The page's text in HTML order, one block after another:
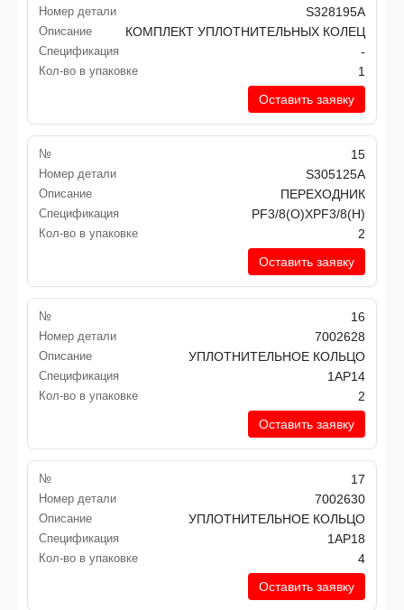
Номер детали S328195A
Описание КОМПЛЕКТ УПЛОТНИТЕЛЬНЫХ КОЛЕЦ
Спецификация -
Кол-во в упаковке
1
Оставить заявку
№ 15
Номер детали S305125A
Описание ПЕРЕХОДНИК
Спецификация PF3/8(O)XPF3/8(H)
Кол-во в упаковке
2
Оставить заявку
№ 16
Номер детали 7002628
Описание УПЛОТНИТЕЛЬНОЕ КОЛЬЦО
Спецификация 1AP14
Кол-во в упаковке
2
Оставить заявку
№ 17
Номер детали 7002630
Описание УПЛОТНИТЕЛЬНОЕ КОЛЬЦО
Спецификация 1AP18
Кол-во в упаковке
4
Оставить заявку